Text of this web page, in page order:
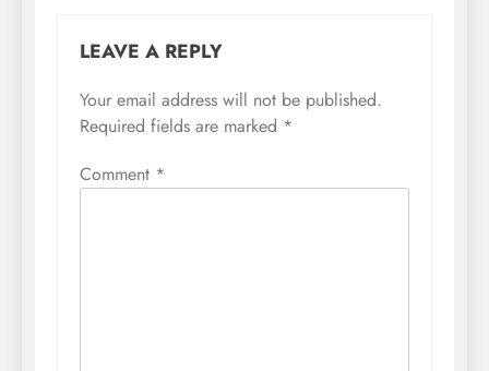
LEAVE A REPLY
Your email address will not be published.
Required fields are marked *
Comment *